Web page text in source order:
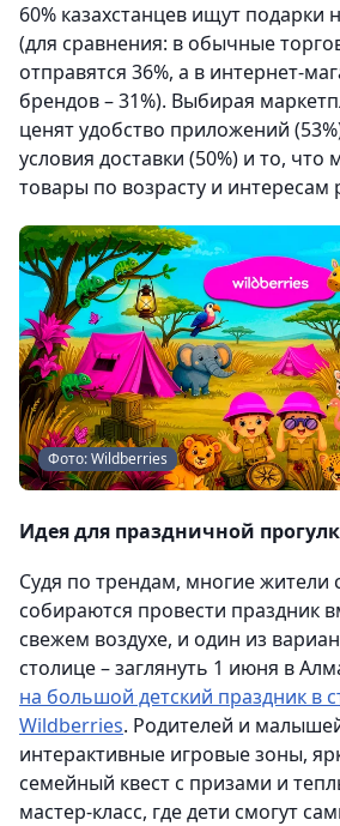
60% казахстанцев ищут подарки
(для сравнения: в обычные
отправятся 36%, а в интернет-
брендов – 31%). Выбирая
ценят удобство приложений
условия доставки (50%) и то, что
товары по возрасту и интересам
Фото: Wildberries
Идея для праздничной
Судя по трендам, многие жители
собираются провести праздник
свежем воздухе, и один из
столице – заглянуть 1 июня в
на большой детский праздник в
Wildberries. Родителей и
интерактивные игровые зоны,
семейный квест с призами и
мастер-класс, где дети смогут